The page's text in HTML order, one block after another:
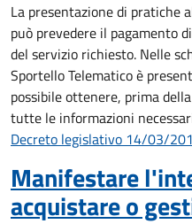
La presentazione di pratiche
può prevedere il pagamento
del servizio richiesto. Nelle
Sportello Telematico è
possibile ottenere, prima
tutte le informazioni
Decreto legislativo 14/03/
Manifestare
acquistare o